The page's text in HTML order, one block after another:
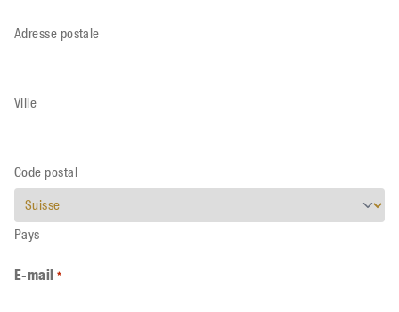
Adresse postale
Ville
Code postal
Pays
E-mail *